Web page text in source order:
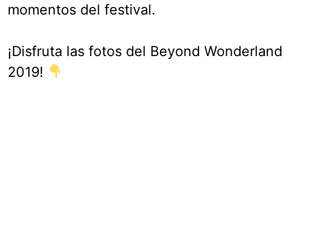
momentos del festival.
¡Disfruta las fotos del Beyond Wonderland
2019!